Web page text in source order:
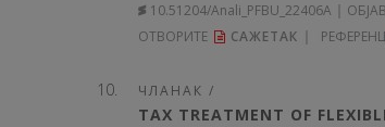
10.51204/Anali_PFBU_22406A
ОТВОРИТЕ
САЖЕТАК
ЧЛАНАК /
TAX TREATMENT OF